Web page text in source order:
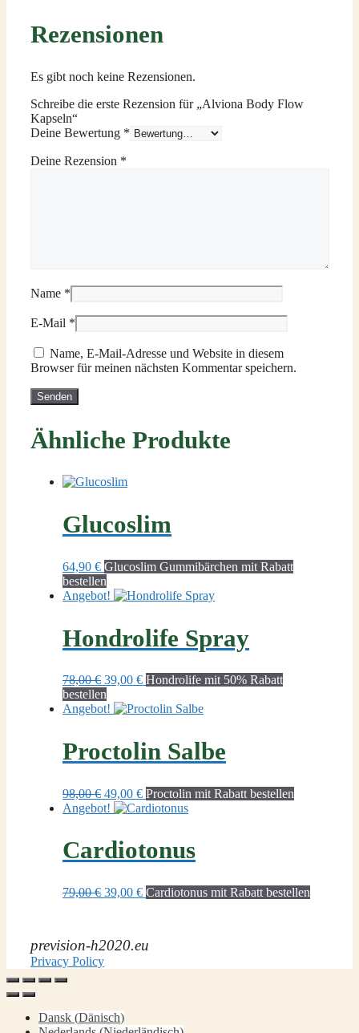
Rezensionen
Es gibt noch keine Rezensionen.
Schreibe die erste Rezension für „Alviona Body Flow
Kapseln“
Deine Bewertung *
Deine Rezension *
Name *
E-Mail *
Name, E-Mail-Adresse und Website in diesem
Browser für meinen nächsten Kommentar speichern.
Ähnliche Produkte
Glucoslim
64,90 € Glucoslim Gummibärchen mit Rabatt
bestellen
Angebot!
Hondrolife Spray
78,00€ Ursprünglicher
Preis
war:
39,00 €Aktueller
ist:
Hondrolife mit 50% Rabatt
bestellen
Angebot!
Proctolin Salbe
98,00€ Ursprünglicher
Preis
49,00 €Aktueller
Preis
Proctolin mit Rabatt bestellen
Angebot!
Cardiotonus
79,00€ Ursprünglicher
39,00 €Aktueller
Cardiotonus mit Rabatt bestellen
prevision-h2020.eu
Privacy Policy
Dansk (Dänisch)